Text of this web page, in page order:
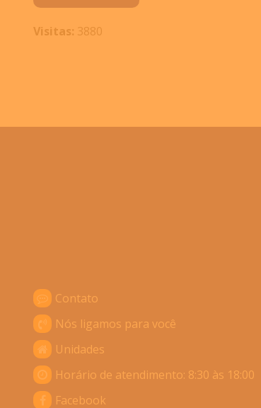
Visitas: 3880
Contato
Nós ligamos para você
Unidades
Horário de atendimento: 8:30 às 18:00
Facebook